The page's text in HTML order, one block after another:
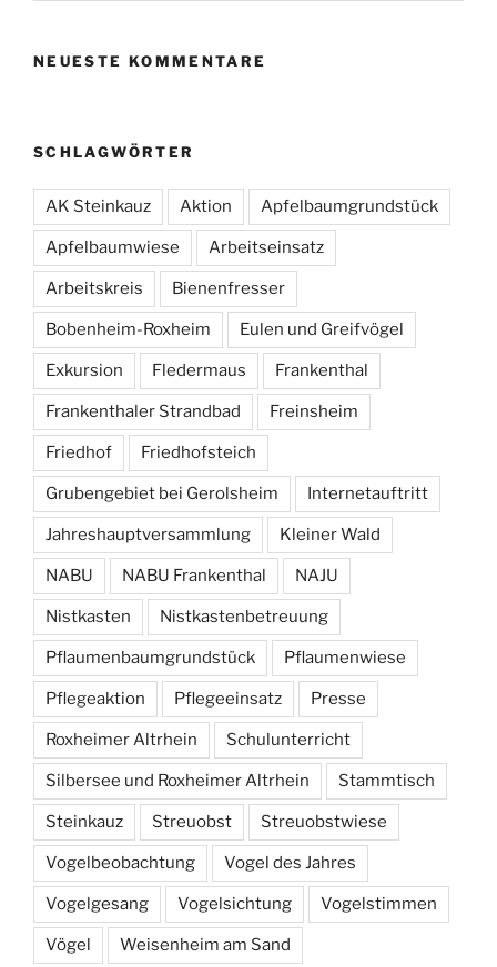
NEUESTE KOMMENTARE
SCHLAGWÖRTER
AK Steinkauz Aktion Apfelbaumgrundstück
Apfelbaumwiese Arbeitseinsatz
Arbeitskreis Bienenfresser
Bobenheim-Roxheim Eulen und Greifvögel
Exkursion Fledermaus Frankenthal
Frankenthaler Strandbad Freinsheim
Friedhof Friedhofsteich
Grubengebiet bei Gerolsheim Internetauftritt
Jahreshauptversammlung Kleiner Wald
NABU NABU Frankenthal NAJU
Nistkasten Nistkastenbetreuung
Pflaumenbaumgrundstück Pflaumenwiese
Pflegeaktion Pflegeeinsatz Presse
Roxheimer Altrhein Schulunterricht
Silbersee und Roxheimer Altrhein Stammtisch
Steinkauz Streuobst Streuobstwiese
Vogelbeobachtung Vogel des Jahres
Vogelgesang Vogelsichtung Vogelstimmen
Vögel Weisenheim am Sand